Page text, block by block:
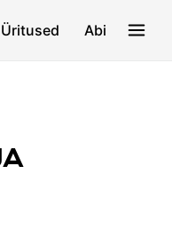
Üritused Abi